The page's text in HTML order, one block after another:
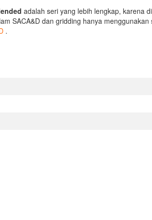
adalah seri yang lebih lengkap, karena
SACA&D dan gridding hanya menggunakan
.